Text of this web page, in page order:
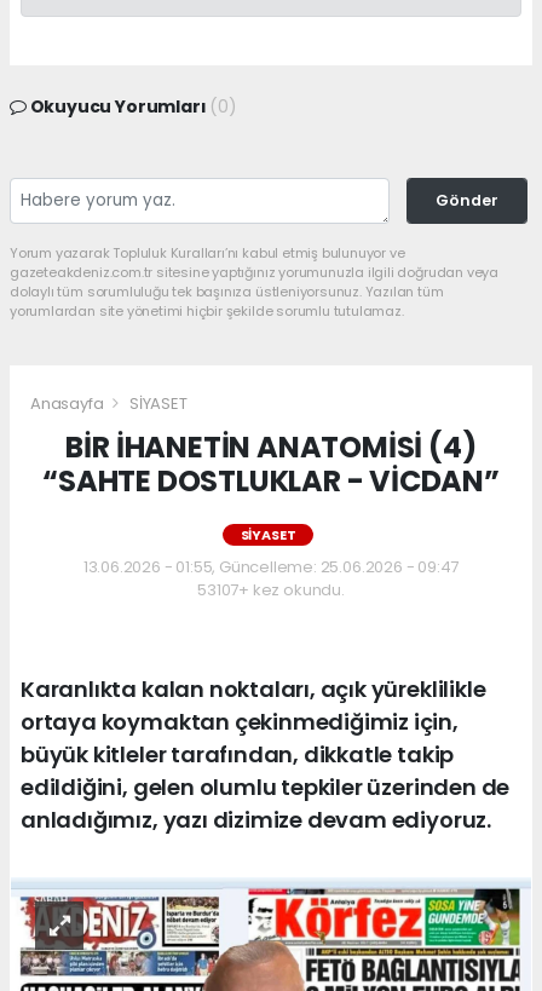
Okuyucu Yorumları (0)
Gönder
Yorum yazarak Topluluk Kuralları’nı kabul etmiş bulunuyor ve
gazeteakdeniz.com.tr sitesine yaptığınız yorumunuzla ilgili doğrudan veya
dolaylı tüm sorumluluğu tek başınıza üstleniyorsunuz. Yazılan tüm
yorumlardan site yönetimi hiçbir şekilde sorumlu tutulamaz.
Anasayfa SİYASET
BİR İHANETİN ANATOMİSİ (4)
“SAHTE DOSTLUKLAR - VİCDAN”
SİYASET
13.06.2026 - 01:55, Güncelleme: 25.06.2026 - 09:47
53107+ kez okundu.
Karanlıkta kalan noktaları, açık yüreklilikle
ortaya koymaktan çekinmediğimiz için,
büyük kitleler tarafından, dikkatle takip
edildiğini, gelen olumlu tepkiler üzerinden de
anladığımız, yazı dizimize devam ediyoruz.